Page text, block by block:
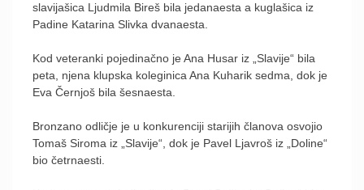
slavijašica Ljudmila Bireš bila jedanaesta a kuglašica iz
Padine Katarina Slivka dvanaesta.
Kod veteranki pojedinačno je Ana Husar iz „Slavije“ bila
peta, njena klupska koleginica Ana Kuharik sedma, dok je
Eva Černjoš bila šesnaesta.
Bronzano odličje je u konkurenciji starijih članova osvojio
Tomaš Siroma iz „Slavije“, dok je Pavel Ljavroš iz „Doline“
bio četrnaesti.